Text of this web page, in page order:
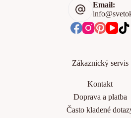
Email:
Zákaznický servis
Kontakt
Doprava a platba
Často kladené